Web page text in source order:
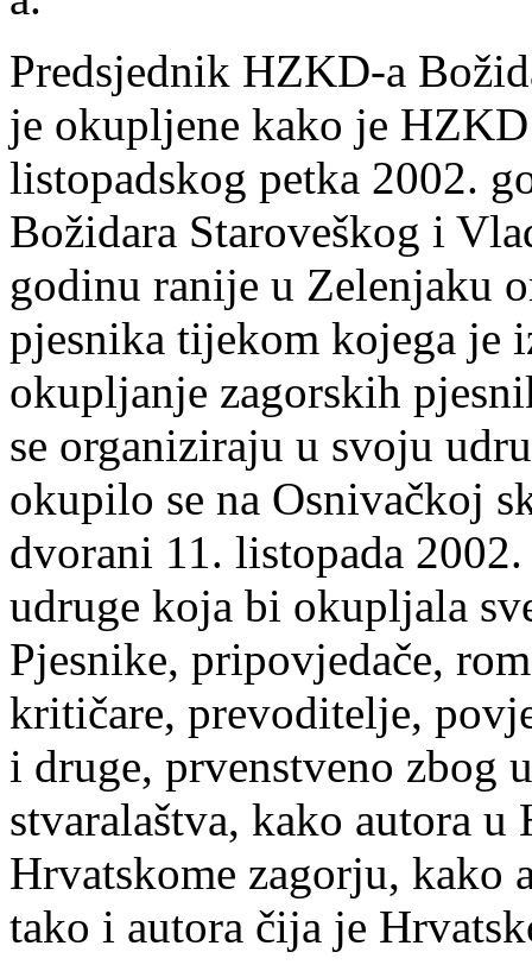
Predsjednik HZKD-a
je okupljene kako je
listopadskog petka 2002.
Božidara Staroveškog i
godinu ranije u Zelenjaku
pjesnika tijekom kojega je
okupljanje zagorskih
se organiziraju u svoju
okupilo se na Osnivačkoj
dvorani 11. listopada
udruge koja bi okupljala
Pjesnike, pripovjedače,
kritičare, prevoditelje,
i druge, prvenstveno zbog
stvaralaštva, kako autora
Hrvatskome zagorju, kako
tako i autora čija je